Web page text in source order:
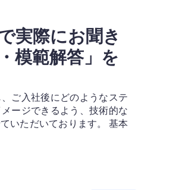
実際にお聞き
模範解答」を
ご入社後にどのようなステ
ージできるよう、技術的な
いただいております。 基本